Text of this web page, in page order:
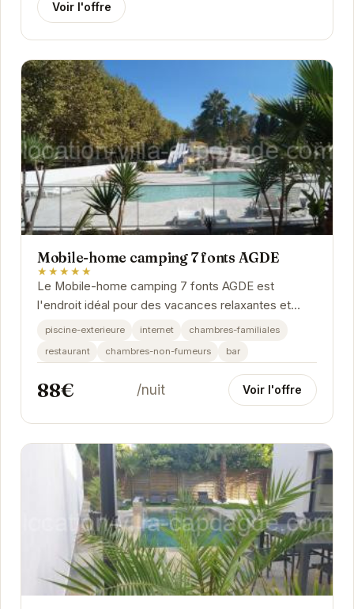
Voir l'offre
Mobile-home camping 7 fonts AGDE
★★★★★
Le Mobile-home camping 7 fonts AGDE est
l'endroit idéal pour des vacances relaxantes et
divertissantes. Avec sa piscine extérieure, son
piscine-exterieure internet
chambres-familiales
restaurant
chambres-non-fumeurs bar
88€ /nuit Voir l'offre